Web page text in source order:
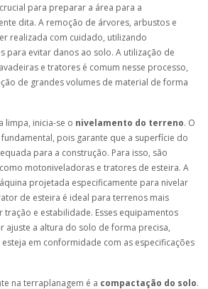
para preparar a área para a
dita. A remoção de árvores, arbustos e
realizada com cuidado, utilizando
para evitar danos ao solo. A utilização de
e tratores é comum nesse processo,
de grandes volumes de material de forma
limpa, inicia-se o nivelamento do terreno. O
pois garante que a superfície do
para a construção. Para isso, são
motoniveladoras e tratores de esteira. A
projetada especificamente para nivelar
de esteira é ideal para terrenos mais
e estabilidade. Esses equipamentos
ajuste a altura do solo de forma precisa,
em conformidade com as especificações
na terraplanagem é a compactação do solo.